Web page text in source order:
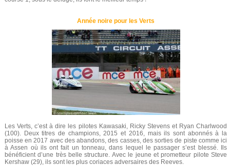
Année noire pour les Verts
Les Verts, c’est à dire les pilotes Kawasaki, Ricky Stevens et Ryan Charlwood
(100). Deux titres de champions, 2015 et 2016, mais ils sont abonnés à la
poisse en 2017 avec des abandons, des casses, des sorties de piste comme ici
à Assen où ils ont fait un tonneau, dans lequel le passager s’est blessé. Ils
bénéficient d’une très belle structure. Avec le jeune et prometteur pilote Steve
Kershaw (29), ils sont les plus coriaces adversaires des Reeves.